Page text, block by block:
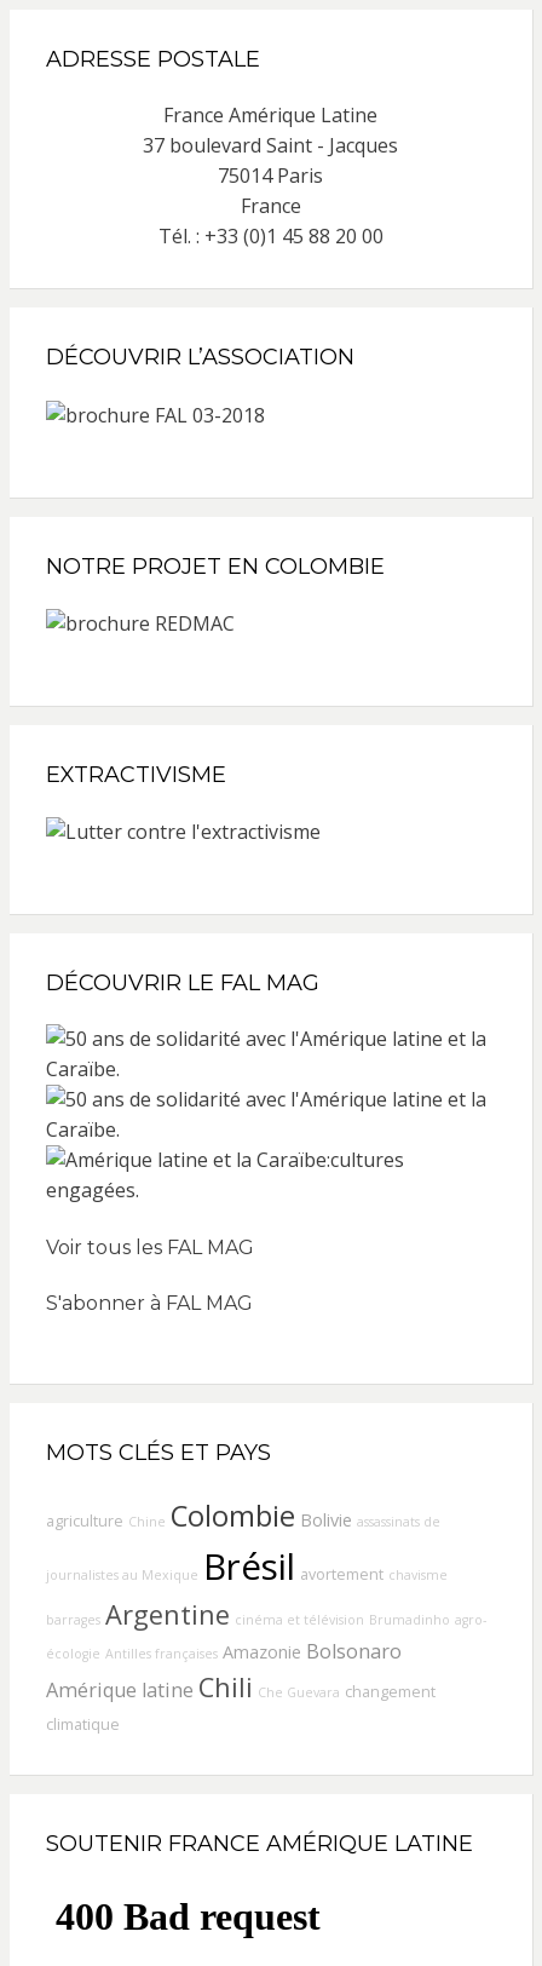
ADRESSE POSTALE
France Amérique Latine
37 boulevard Saint - Jacques
75014 Paris
France
Tél. : +33 (0)1 45 88 20 00
DÉCOUVRIR L’ASSOCIATION
NOTRE PROJET EN COLOMBIE
EXTRACTIVISME
DÉCOUVRIR LE FAL MAG
Voir tous les FAL MAG
S'abonner à FAL MAG
MOTS CLÉS ET PAYS
agriculture Chine Colombie Bolivie assassinats de
journalistes au Mexique Brésil avortement chavisme
barrages Argentine cinéma et télévision Brumadinho agro-
écologie Antilles françaises Amazonie Bolsonaro
Amérique latine Chili Che Guevara changement
climatique
SOUTENIR FRANCE AMÉRIQUE LATINE